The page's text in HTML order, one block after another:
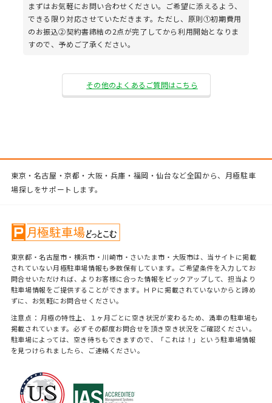
まずはお気軽にお問い合わせください。ご希望に添えるよう、
できる限り対応させていただきます。ただし、原則①初期費用
のお振込②契約書締結の2点が完了してから利用開始となりま
すので、予めご了承ください。
その他のよくあるご質問はこちら
東京・名古屋・京都・大阪・兵庫・福岡・仙台など全国から、月極駐車
場探しをサポートします。
東京都・名古屋市・横浜市・川崎市・さいたま市・大阪市は、当サイトに掲載
されていない月極駐車場情報も多数保有しています。ご希望条件を入力してお
問合せいただければ、よりお客様に合った情報をピックアップして、担当より
駐車場情報をご提供することができます。ＨＰに掲載されていないからと諦め
ずに、お気軽にお問合せください。
注意点： 月極の特性上、１ヶ月ごとに空き状況が変わるため、満車の駐車場も
掲載されています。必ずその都度お問合せを頂き空き状況をご確認ください。
駐車場によっては、空き待ちもできますので、「これは！」という駐車場情報
を見つけられましたら、ご連絡ください。